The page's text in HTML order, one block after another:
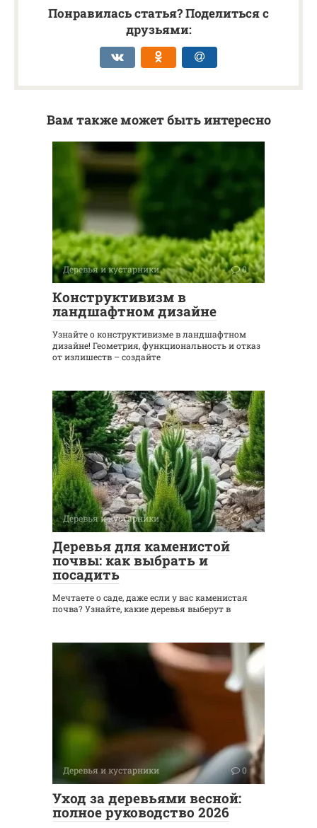
Понравилась статья? Поделиться с
друзьями:
Вам также может быть интересно
Деревья и кустарники 0
Конструктивизм в
ландшафтном дизайне
Узнайте о конструктивизме в ландшафтном
дизайне! Геометрия, функциональность и отказ
от излишеств – создайте
Деревья и кустарники 0
Деревья для каменистой
почвы: как выбрать и
посадить
Мечтаете о саде, даже если у вас каменистая
почва? Узнайте, какие деревья выберут в
Деревья и кустарники 0
Уход за деревьями весной:
полное руководство 2026